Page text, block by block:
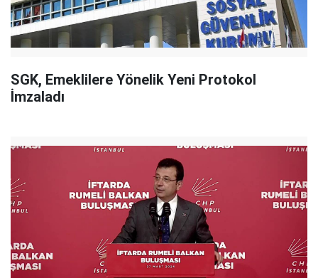
SGK, Emeklilere Yönelik Yeni Protokol
İmzaladı